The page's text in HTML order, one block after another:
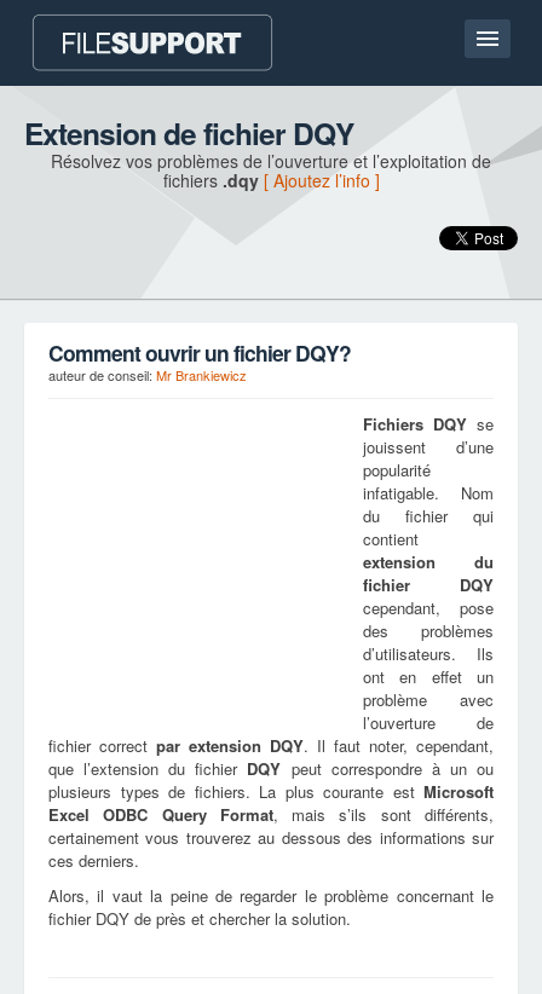
Accueil
Contact
Extension de fichier DQY
Résolvez vos problèmes de l’ouverture et l’exploitation de
fichiers .dqy [ Ajoutez l’info ]
Comment ouvrir un fichier DQY?
auteur de conseil: Mr Brankiewicz
Fichiers DQY se
jouissent d’une
popularité
infatigable. Nom
du fichier qui
contient
extension du
fichier DQY
cependant, pose
des problèmes
d’utilisateurs. Ils
ont en effet un
problème avec
l’ouverture de
fichier correct par extension DQY. Il faut noter, cependant,
que l’extension du fichier DQY peut correspondre à un ou
plusieurs types de fichiers. La plus courante est Microsoft
Excel ODBC Query Format, mais s’ils sont différents,
certainement vous trouverez au dessous des informations sur
ces derniers.
Alors, il vaut la peine de regarder le problème concernant le
fichier DQY de près et chercher la solution.